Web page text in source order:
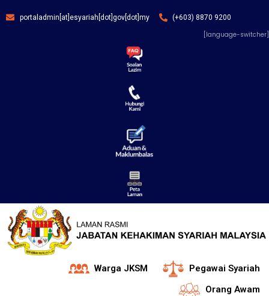
portaladmin[at]esyariah[dot]gov[dot]my (+603) 8870 9200
[language-switcher]
Warga JKSM
Pegawai Syariah
Orang Awam